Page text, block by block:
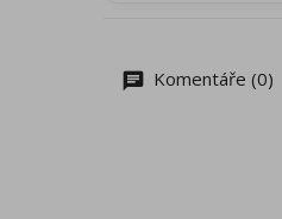
Komentáře (0)